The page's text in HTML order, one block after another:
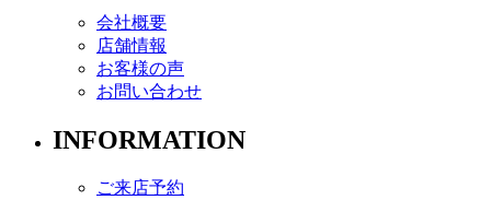
会社概要
店舗情報
お客様の声
お問い合わせ
INFORMATION
ご来店予約